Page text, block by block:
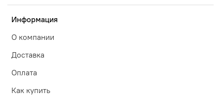
Информация
О компании
Доставка
Оплата
Как купить